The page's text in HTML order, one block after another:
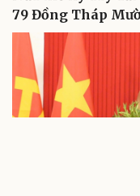
Cải chính
79 Đồng Tháp